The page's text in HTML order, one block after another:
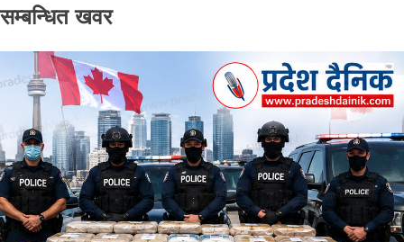
सम्बन्धित खवर